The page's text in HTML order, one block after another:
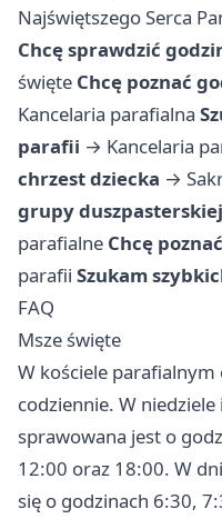
Najświętszego Serca
Chcę sprawdzić
święte Chcę poznać
Kancelaria parafialna
parafii → Kancelaria
chrzest dziecka →
grupy
parafialne Chcę
parafii Szukam
FAQ
Msze święte
W kościele parafialnym
codziennie. W
sprawowana jest o
12:00 oraz 18:00. W
się o godzinach 6:30,